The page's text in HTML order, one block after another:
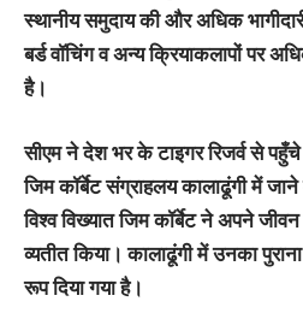
स्थानीय समुदाय की और अधिक
बर्ड वॉचिंग व अन्य क्रियाकलापों पर
है।
सीएम ने देश भर के टाइगर रिजर्व से
जिम कॉर्बेट संग्राहलय कालाढूंगी में
विश्व विख्यात जिम कॉर्बेट ने अपने
व्यतीत किया। कालाढूंगी में उनका
रूप दिया गया है।